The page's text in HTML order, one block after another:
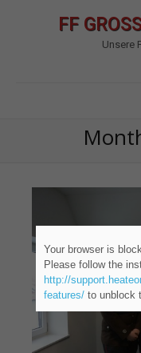
FF
Unsere
Your browser is
Please follow the
http://
features/to unblock